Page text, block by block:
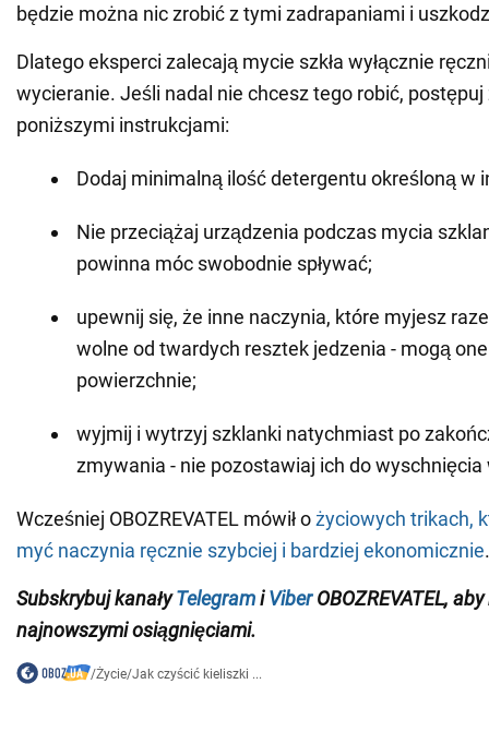
będzie można nic zrobić z tymi zadrapaniami i
Dlatego eksperci zalecają mycie szkła wyłącznie
wycieranie. Jeśli nadal nie chcesz tego robić, postępuj
poniższymi instrukcjami:
Dodaj minimalną ilość detergentu określoną w
Nie przeciążaj urządzenia podczas mycia
powinna móc swobodnie spływać;
upewnij się, że inne naczynia, które myjesz
wolne od twardych resztek jedzenia - mogą
powierzchnie;
wyjmij i wytrzyj szklanki natychmiast po
zmywania - nie pozostawiaj ich do wyschnięcia
Wcześniej OBOZREVATEL mówił ożyciowych trikach,
myć naczynia ręcznie szybciej i bardziej ekonomicznie.
Subskrybuj kanałyTelegramiViberOBOZREVATEL,
najnowszymi osiągnięciami.
/Życie/Jak czyścić kieliszki ...